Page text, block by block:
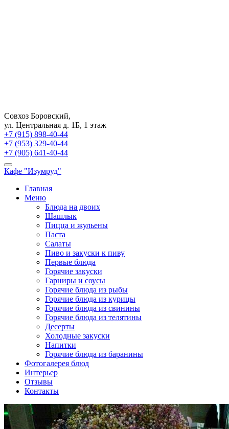
Совхоз Боровский,
ул. Центральная д. 1Б, 1 этаж
+7 (915) 898-40-44
+7 (953) 329-40-44
+7 (905) 641-40-44
Кафе "Изумруд"
Главная
Меню
Блюда на двоих
Шашлык
Пицца и жульены
Паста
Салаты
Пиво и закуски к пиву
Первые блюда
Горячие закуски
Гарниры и соусы
Горячие блюда из рыбы
Горячие блюда из курицы
Горячие блюда из свинины
Горячие блюда из телятины
Десерты
Холодные закуски
Напитки
Горячие блюда из баранины
Фотогалерея блюд
Интерьер
Отзывы
Контакты